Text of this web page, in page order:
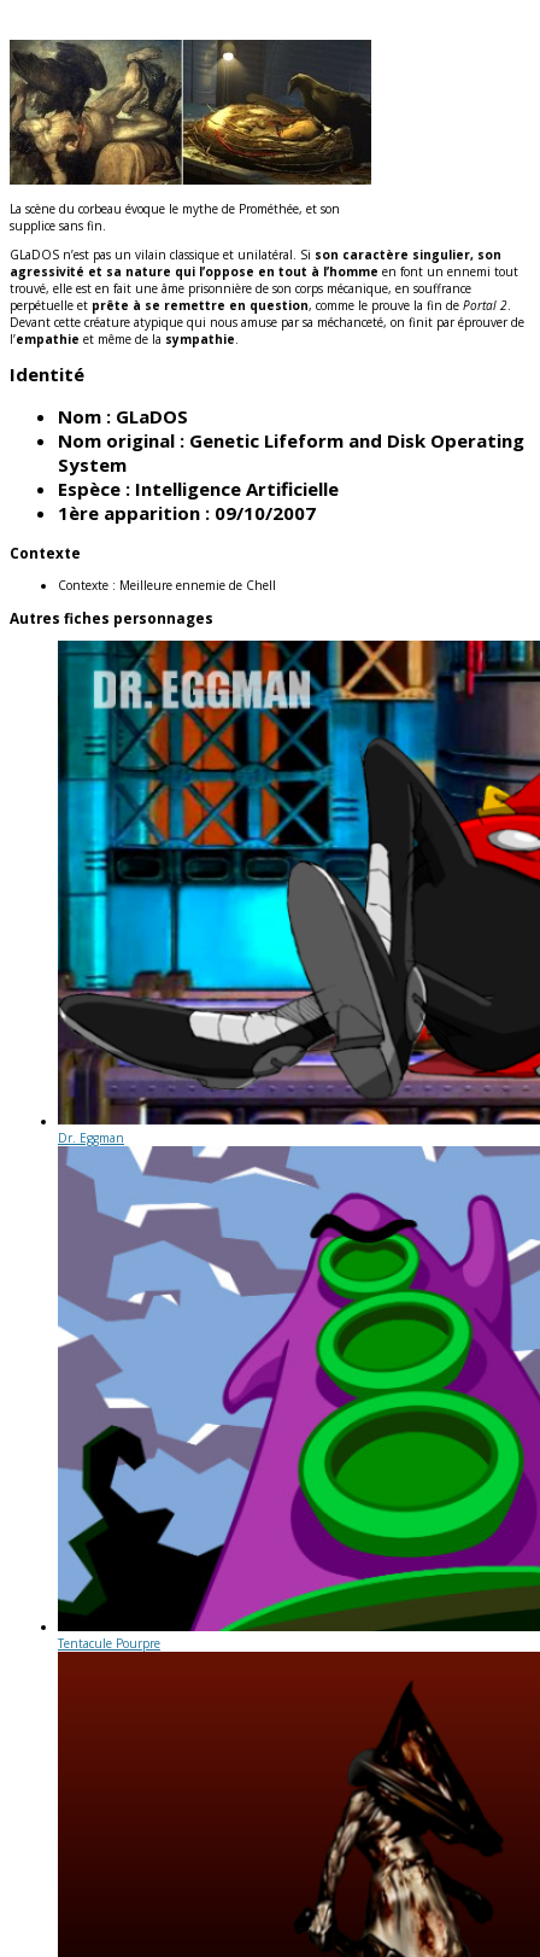
La scène du corbeau évoque le mythe de Prométhée, et son
supplice sans fin.
GLaDOS n’est pas un vilain classique et unilatéral. Si son caractère singulier, son
agressivité et sa nature qui l’oppose en tout à l’homme en font un ennemi tout
trouvé, elle est en fait une âme prisonnière de son corps mécanique, en souffrance
perpétuelle et prête à se remettre en question, comme le prouve la fin de Portal 2
Devant cette créature atypique qui nous amuse par sa méchanceté, on finit par éprouver de
l’empathie et même de la sympathie
Identité
Nom : GLaDOS
Nom original : Genetic Lifeform and Disk Operating
System
Espèce : Intelligence Artificielle
1ère apparition : 09/10/2007
Contexte
Contexte : Meilleure ennemie de Chell
Autres fiches personnages
Dr. Eggman
Tentacule Pourpre